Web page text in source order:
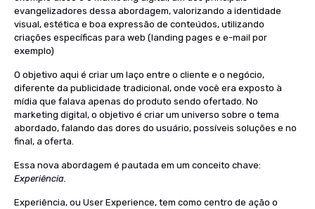
evangelizadores dessa abordagem, valorizando a identidade
visual, estética e boa expressão de conteúdos, utilizando
criações específicas para web (landing pages e e-mail por
exemplo)
O objetivo aqui é criar um laço entre o cliente e o negócio,
diferente da publicidade tradicional, onde você era exposto à
mídia que falava apenas do produto sendo ofertado. No
marketing digital, o objetivo é criar um universo sobre o tema
abordado, falando das dores do usuário, possíveis soluções e no
final, a oferta.
Essa nova abordagem é pautada em um conceito chave:
Experiência.
Experiência, ou User Experience, tem como centro de ação o